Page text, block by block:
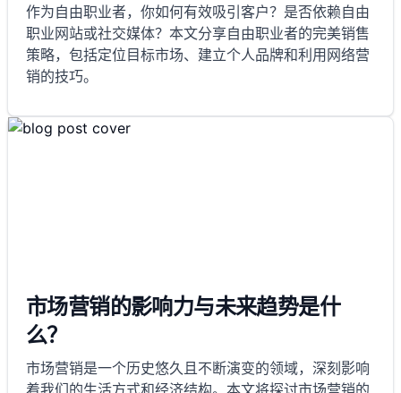
作为自由职业者，你如何有效吸引客户？是否依赖自由
职业网站或社交媒体？本文分享自由职业者的完美销售
策略，包括定位目标市场、建立个人品牌和利用网络营
销的技巧。
市场营销的影响力与未来趋势是什
么？
市场营销是一个历史悠久且不断演变的领域，深刻影响